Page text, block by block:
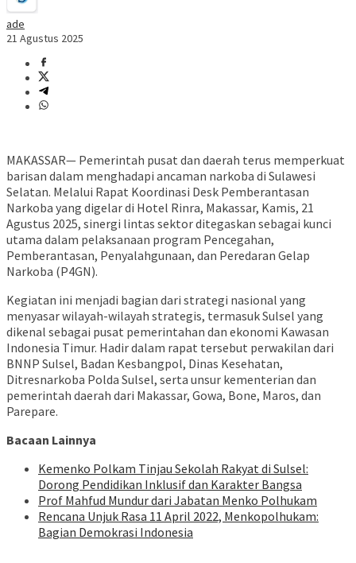
ade
21 Agustus 2025
MAKASSAR— Pemerintah pusat dan daerah terus memperkuat
barisan dalam menghadapi ancaman narkoba di Sulawesi
Selatan. Melalui Rapat Koordinasi Desk Pemberantasan
Narkoba yang digelar di Hotel Rinra, Makassar, Kamis, 21
Agustus 2025, sinergi lintas sektor ditegaskan sebagai kunci
utama dalam pelaksanaan program Pencegahan,
Pemberantasan, Penyalahgunaan, dan Peredaran Gelap
Narkoba (P4GN).
Kegiatan ini menjadi bagian dari strategi nasional yang
menyasar wilayah-wilayah strategis, termasuk Sulsel yang
dikenal sebagai pusat pemerintahan dan ekonomi Kawasan
Indonesia Timur. Hadir dalam rapat tersebut perwakilan dari
BNNP Sulsel, Badan Kesbangpol, Dinas Kesehatan,
Ditresnarkoba Polda Sulsel, serta unsur kementerian dan
pemerintah daerah dari Makassar, Gowa, Bone, Maros, dan
Parepare.
Bacaan Lainnya
Kemenko Polkam Tinjau Sekolah Rakyat di Sulsel:
Dorong Pendidikan Inklusif dan Karakter Bangsa
Prof Mahfud Mundur dari Jabatan Menko Polhukam
Rencana Unjuk Rasa 11 April 2022, Menkopolhukam:
Bagian Demokrasi Indonesia